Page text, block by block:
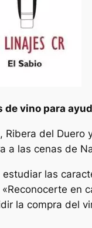
vino para
del
a las cenas de
las
la compra del